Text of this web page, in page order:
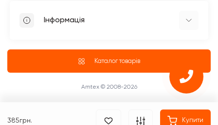
385грн. Купити
Швейне обладнання Jack
Чотириниткові оверлоки
Інформація
Блог
ПУБЛІЧНИЙ ДОГОВІР (ОФЕРТА)
Каталог товарів
Amtex © 2008-2026